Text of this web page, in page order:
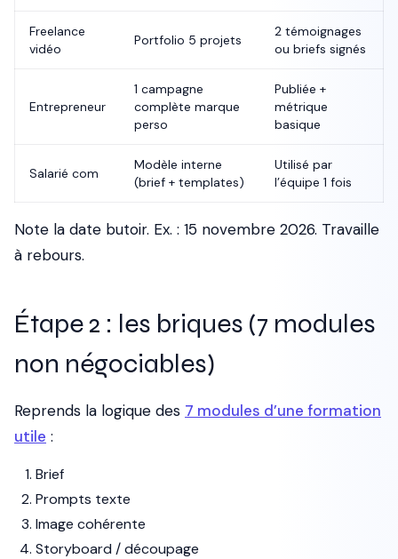
Freelance
vidéo
Portfolio 5 projets
2 témoignages
ou briefs signés
Entrepreneur
1 campagne
complète marque
perso
Publiée +
métrique
basique
Salarié com
Modèle interne
(brief + templates)
Utilisé par
l’équipe 1 fois
Note la date butoir. Ex. : 15 novembre 2026. Travaille
à rebours.
Étape 2 : les briques (7 modules
non négociables)
Reprends la logique des 7 modules d’une formation
utile :
Brief
Prompts texte
Image cohérente
Storyboard / découpage